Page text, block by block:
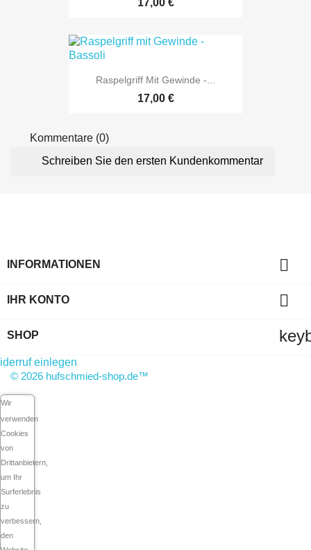
Raspelgriff Mit Gewinde -...
17,00 €
Kommentare (0)
Schreiben Sie den ersten Kundenkommentar
INFORMATIONEN 
IHR KONTO 
SHOP
einlegen
© 2026 hufschmied-shop.de™
Wir
verwenden
Cookies
von
Drittanbietern,
um Ihr
Surferlebnis
zu
verbessern,
den